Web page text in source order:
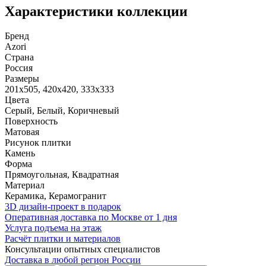
Характеристики коллекции
Бренд
Azori
Страна
Россия
Размеры
201x505, 420x420, 333x333
Цвета
Серый, Белый, Коричневый
Поверхность
Матовая
Рисунок плитки
Камень
Форма
Прямоугольная, Квадратная
Материал
Керамика, Керамогранит
3D дизайн-проект в подарок
Оперативная доставка по Москве от 1 дня
Услуга подъема на этаж
Расчёт плитки и материалов
Консультации опытных специалистов
Доставка в любой регион России